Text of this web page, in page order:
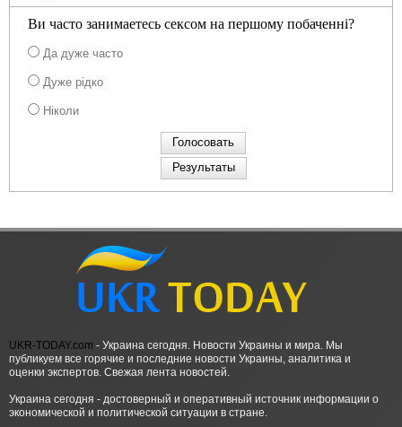
Ви часто занимаетесь сексом на першому побаченні?
Да дуже часто
Дуже рідко
Ніколи
UKR-TODAY.com - Украина сегодня. Новости Украины и мира. Мы
публикуем все горячие и последние новости Украины, аналитика и
оценки экспертов. Свежая лента новостей.
Украина сегодня - достоверный и оперативный источник информации о
экономической и политической ситуации в стране.